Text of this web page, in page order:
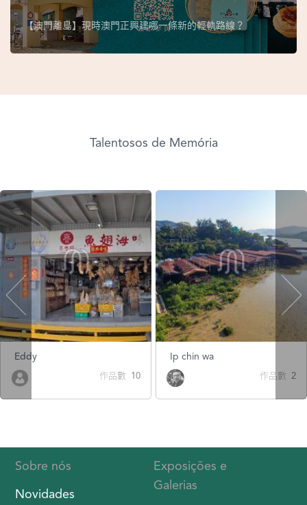
【澳門離島】現時澳門正興建哪一條新的輕軌路線？
Talentosos de Memória
Eddy
作品數 10
Ip chin wa
作品數 2
Sobre nós
Novidades
Exposições e
Galerias